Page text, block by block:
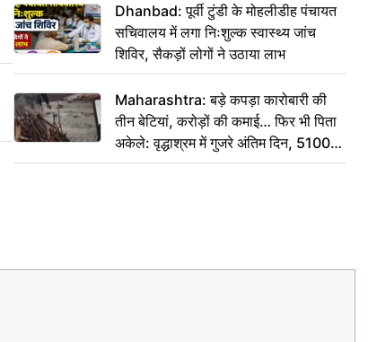
Dhanbad: पूर्वी टुंडी के मोहलीडीह पंचायत
सचिवालय में लगा निःशुल्क स्वास्थ्य जांच
शिविर, सैकड़ों लोगों ने उठाया लाभ
Maharashtra: बड़े कपड़ा कारोबारी की
तीन बेटियां, करोड़ों की कमाई… फिर भी पिता
अकेले: वृद्धाश्रम में गुजरे अंतिम दिन, 5100
रुपये भेजकर कहा– अंतिम संस्कार कर दीजिए